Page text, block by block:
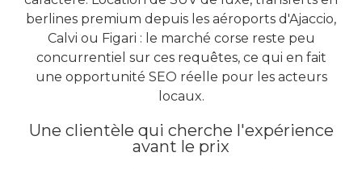
berlines premium depuis les aéroports d'Ajaccio,
Calvi ou Figari : le marché corse reste peu
concurrentiel sur ces requêtes, ce qui en fait
une opportunité SEO réelle pour les acteurs
locaux.
Une clientèle qui cherche l'expérience
avant le prix